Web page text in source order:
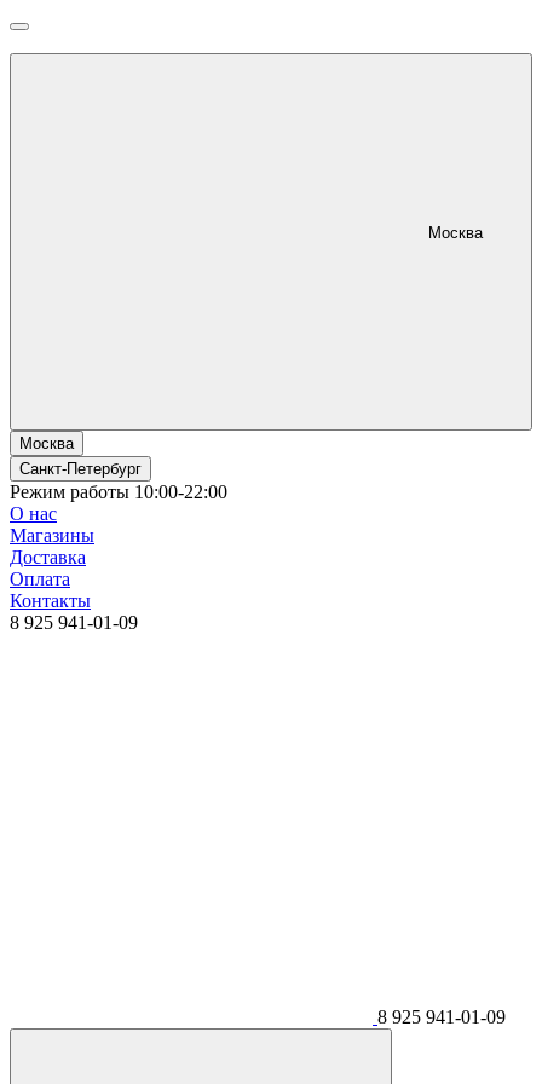
Москва
Москва
Санкт-Петербург
Режим работы 10:00-22:00
О нас
Магазины
Доставка
Оплата
Контакты
8 925 941-01-09
8 925 941-01-09